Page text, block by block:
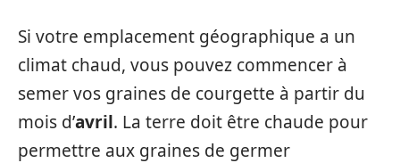
Si votre emplacement géographique a un
climat chaud, vous pouvez commencer à
semer vos graines de courgette à partir du
mois d’avril. La terre doit être chaude pour
permettre aux graines de germer